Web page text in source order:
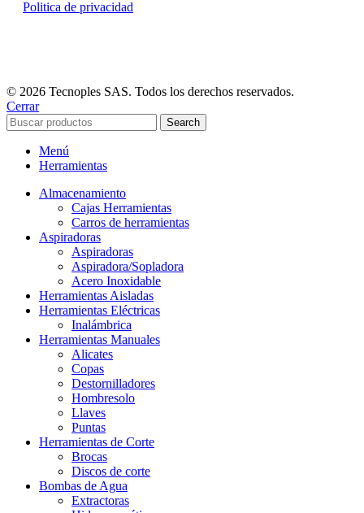
Politica de privacidad
© 2026 Tecnoples SAS. Todos los derechos reservados.
Cerrar
Search
Menú
Herramientas
Almacenamiento
Cajas Herramientas
Carros de herramientas
Aspiradoras
Aspiradoras
Aspiradora/Sopladora
Acero Inoxidable
Herramientas Aisladas
Herramientas Eléctricas
Inalámbrica
Herramientas Manuales
Alicates
Copas
Destornilladores
Hombresolo
Llaves
Puntas
Herramientas de Corte
Brocas
Discos de corte
Bombas de Agua
Extractoras